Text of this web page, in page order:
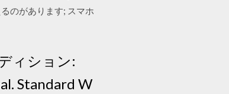
のがあります; スマホ
ィション:
Standard W